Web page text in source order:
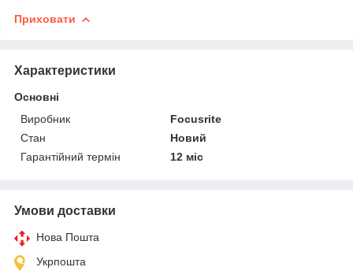
Приховати
Характеристики
Основні
Виробник
Focusrite
Стан
Новий
Гарантійний термін
12 міс
Умови доставки
Нова Пошта
Укрпошта